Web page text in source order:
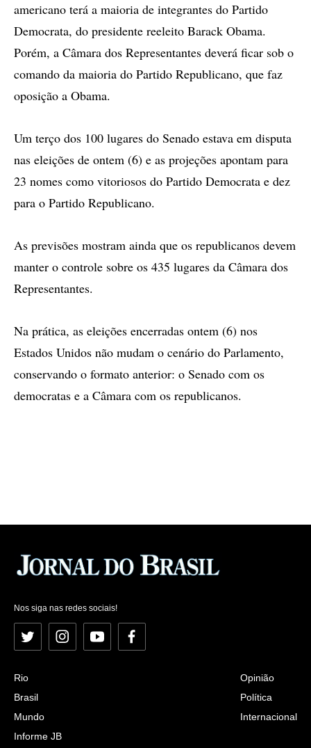
americano terá a maioria de integrantes do Partido
Democrata, do presidente reeleito Barack Obama.
Porém, a Câmara dos Representantes deverá ficar sob o
comando da maioria do Partido Republicano, que faz
oposição a Obama.
Um terço dos 100 lugares do Senado estava em disputa
nas eleições de ontem (6) e as projeções apontam para
23 nomes como vitoriosos do Partido Democrata e dez
para o Partido Republicano.
As previsões mostram ainda que os republicanos devem
manter o controle sobre os 435 lugares da Câmara dos
Representantes.
Na prática, as eleições encerradas ontem (6) nos
Estados Unidos não mudam o cenário do Parlamento,
conservando o formato anterior: o Senado com os
democratas e a Câmara com os republicanos.
Nos siga nas redes sociais!
Twitter InstagramYouTubeFacebook
Rio
Brasil
Mundo
Informe JB
Opinião
Política
Internacional